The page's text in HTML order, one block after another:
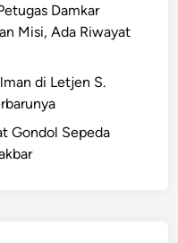
Damkar
Misi, Ada Riwayat
di Letjen S.
Gondol Sepeda